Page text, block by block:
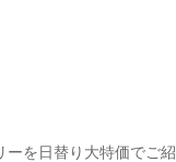
ーを日替り大特価でご紹